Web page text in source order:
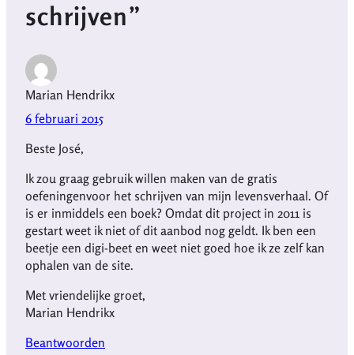
schrijven”
Marian Hendrikx
6 februari 2015
Beste José,
Ik zou graag gebruik willen maken van de gratis
oefeningenvoor het schrijven van mijn levensverhaal. Of
is er inmiddels een boek? Omdat dit project in 2011 is
gestart weet ik niet of dit aanbod nog geldt. Ik ben een
beetje een digi-beet en weet niet goed hoe ik ze zelf kan
ophalen van de site.
Met vriendelijke groet,
Marian Hendrikx
Beantwoorden